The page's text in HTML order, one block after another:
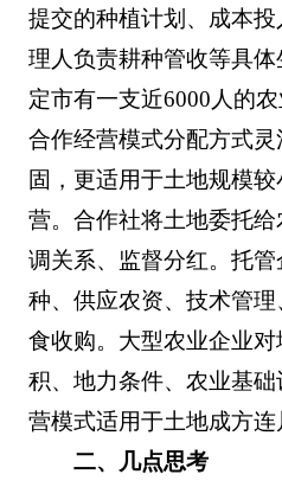
提交的种植计划、成本
理人负责耕种管收等具
定市有一支近6000人的农
合作经营模式分配方式
固，更适用于土地规模
营。合作社将土地委托
调关系、监督分红。托
种、供应农资、技术管
食收购。大型农业企业
积、地力条件、农业基
营模式适用于土地成方连
二、几点思考